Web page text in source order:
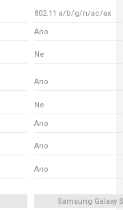
802.11 a/b/g/n/ac/ax
Ano
Ne
Ano
Ne
Ano
Ano
Ano
Samsung Galaxy